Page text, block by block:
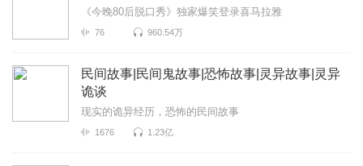
《今晚80后脱口秀》独家爆笑登录喜马拉雅
76 960.54万
民间故事|民间鬼故事|恐怖故事|灵异故事|灵异
诡谈
现实的诡异经历，恐怖的民间故事
1676 1.23亿